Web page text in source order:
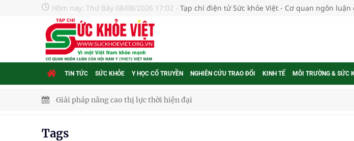
Hôm nay: Thứ Bảy 08/08/2026 17:02 - Tạp chí điện tử Sức khỏe Việt - Cơ quan ngôn luận
TIN TỨC SỨC KHỎE Y HỌC CỔ TRUYỀN NGHIÊN CỨU TRAO ĐỔI KINH TẾ MÔI TRƯỜNG & SỨC
Giải pháp nâng cao thị lực thời hiện đại
Tags